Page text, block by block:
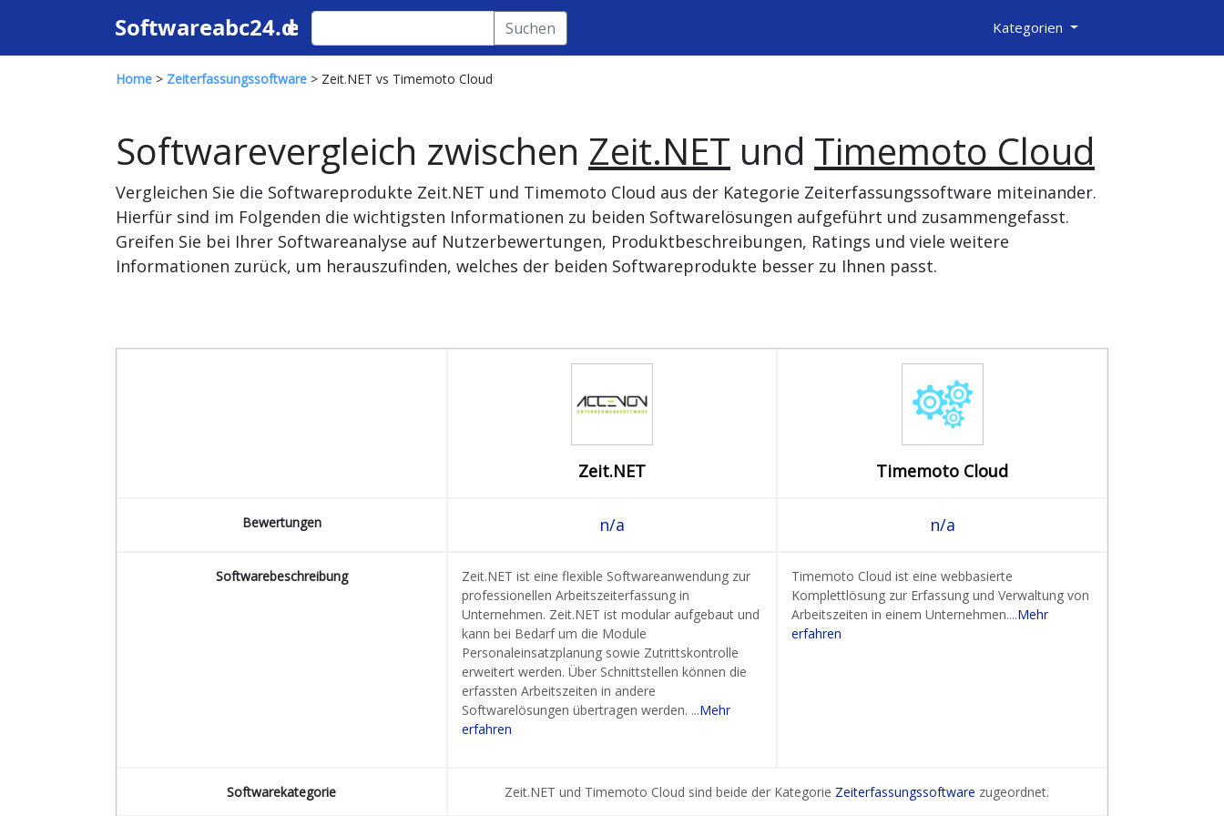
Suchen Kategorien
Home > Zeiterfassungssoftware > Zeit.NET vs Timemoto Cloud
Softwarevergleich zwischen Zeit.NET und Timemoto Cloud
Vergleichen Sie die Softwareprodukte Zeit.NET und Timemoto Cloud aus der Kategorie Zeiterfassungssoftware miteinander.
Hierfür sind im Folgenden die wichtigsten Informationen zu beiden Softwarelösungen aufgeführt und zusammengefasst.
Greifen Sie bei Ihrer Softwareanalyse auf Nutzerbewertungen, Produktbeschreibungen, Ratings und viele weitere
Informationen zurück, um herauszufinden, welches der beiden Softwareprodukte besser zu Ihnen passt.
Zeit.NET Timemoto Cloud
Bewertungen n/a n/a
Softwarebeschreibung
Zeit.NET ist eine flexible Softwareanwendung zur
professionellen Arbeitszeiterfassung in
Unternehmen. Zeit.NET ist modular aufgebaut und
kann bei Bedarf um die Module
Personaleinsatzplanung sowie Zutrittskontrolle
erweitert werden. Über Schnittstellen können die
erfassten Arbeitszeiten in andere
Softwarelösungen übertragen werden. ...Mehr
erfahren
Timemoto Cloud ist eine webbasierte
Komplettlösung zur Erfassung und Verwaltung von
Arbeitszeiten in einem Unternehmen....Mehr
erfahren
Softwarekategorie Zeit.NET und Timemoto Cloud sind beide der Kategorie Zeiterfassungssoftware zugeordnet.